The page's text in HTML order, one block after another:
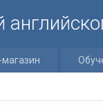
магазин